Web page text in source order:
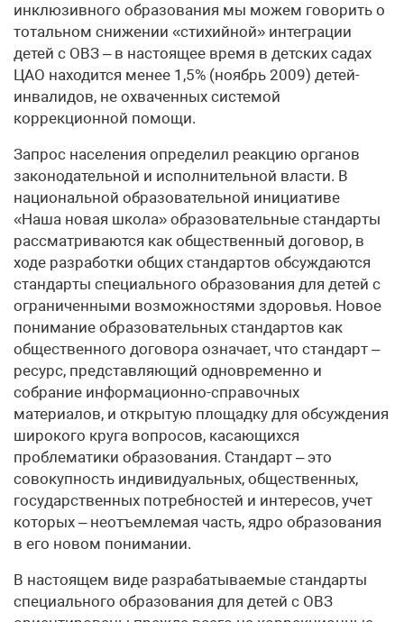
инклюзивного образования мы можем говорить о
тотальном снижении «стихийной» интеграции
детей с ОВЗ – в настоящее время в детских садах
ЦАО находится менее 1,5% (ноябрь 2009) детей-
инвалидов, не охваченных системой
коррекционной помощи.
Запрос населения определил реакцию органов
законодательной и исполнительной власти. В
национальной образовательной инициативе
«Наша новая школа» образовательные стандарты
рассматриваются как общественный договор, в
ходе разработки общих стандартов обсуждаются
стандарты специального образования для детей с
ограниченными возможностями здоровья. Новое
понимание образовательных стандартов как
общественного договора означает, что стандарт –
ресурс, представляющий одновременно и
собрание информационно-справочных
материалов, и открытую площадку для обсуждения
широкого круга вопросов, касающихся
проблематики образования. Стандарт – это
совокупность индивидуальных, общественных,
государственных потребностей и интересов, учет
которых – неотъемлемая часть, ядро образования
в его новом понимании.
В настоящем виде разрабатываемые стандарты
специального образования для детей с ОВЗ